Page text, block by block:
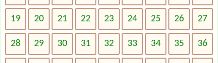
19 20 21 22 23 24 25 26 27
28 29 30 31 32 33 34 35 36